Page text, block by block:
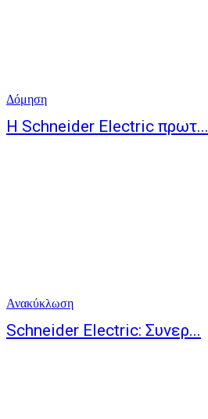
Δόμηση
Η Schneider Electric πρωτ...
Ανακύκλωση
Schneider Electric: Συνερ...